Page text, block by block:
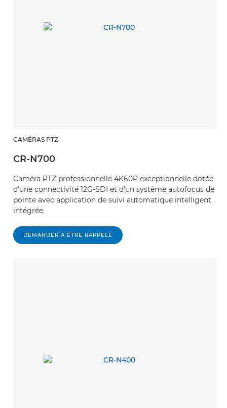
CAMÉRAS PTZ
CR-N700
Caméra PTZ professionnelle 4K60P exceptionnelle dotée
d'une connectivité 12G-SDI et d'un système autofocus de
pointe avec application de suivi automatique intelligent
intégrée.
DEMANDER À ÊTRE RAPPELÉ